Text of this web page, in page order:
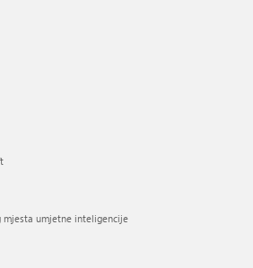
mjesta umjetne inteligencije